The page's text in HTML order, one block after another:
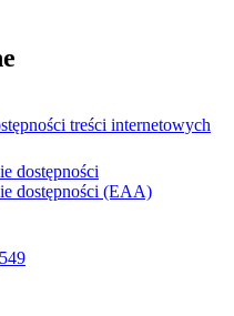
treści internetowych
dostępności
dostępności (EAA)